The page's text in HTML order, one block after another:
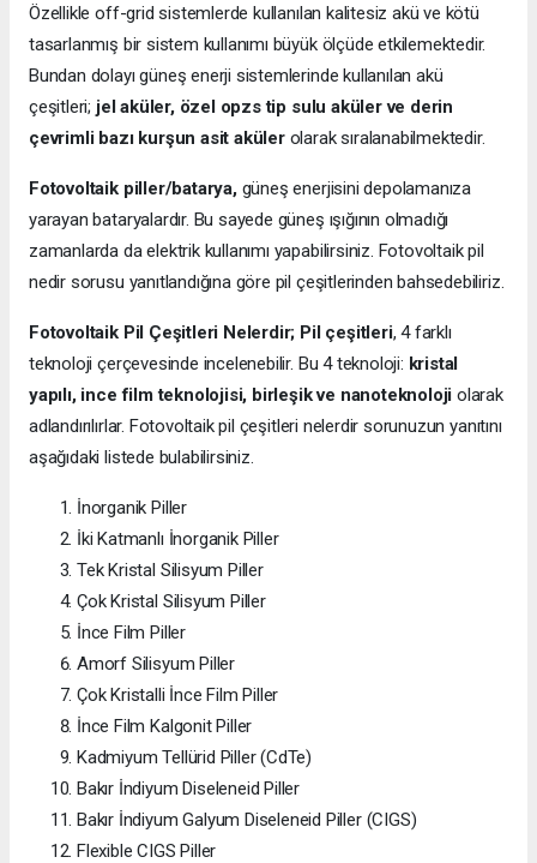
Özellikle off-grid sistemlerde kullanılan kalitesiz akü ve kötü
tasarlanmış bir sistem kullanımı büyük ölçüde etkilemektedir.
Bundan dolayı güneş enerji sistemlerinde kullanılan akü
çeşitleri; jel aküler, özel opzs tip sulu aküler ve derin
çevrimli bazı kurşun asit akülerolarak sıralanabilmektedir.
Fotovoltaik piller/batarya,güneş enerjisini depolamanıza
yarayan bataryalardır. Bu sayede güneş ışığının olmadığı
zamanlarda da elektrik kullanımı yapabilirsiniz. Fotovoltaik pil
nedir sorusu yanıtlandığına göre pil çeşitlerinden bahsedebiliriz.
Fotovoltaik Pil Çeşitleri Nelerdir; Pil çeşitleri, 4 farklı
teknoloji çerçevesinde incelenebilir. Bu 4 teknoloji: kristal
yapılı, ince film teknolojisi, birleşik ve nanoteknoloji olarak
adlandırılırlar. Fotovoltaik pil çeşitleri nelerdir sorunuzun yanıtını
aşağıdaki listede bulabilirsiniz.
İnorganik Piller
İki Katmanlı İnorganik Piller
Tek Kristal Silisyum Piller
Çok Kristal Silisyum Piller
İnce Film Piller
Amorf Silisyum Piller
Çok Kristalli İnce Film Piller
İnce Film Kalgonit Piller
Kadmiyum Tellürid Piller (CdTe)
Bakır İndiyum Diseleneid Piller
Bakır İndiyum Galyum Diseleneid Piller (CIGS)
Flexible CIGS Piller